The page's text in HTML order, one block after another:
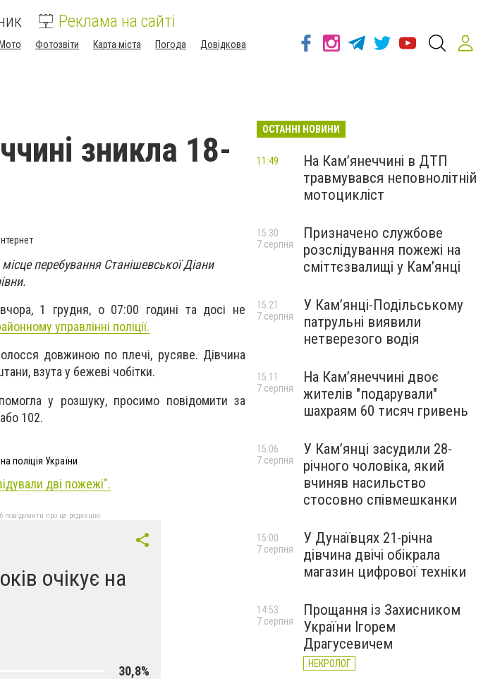
Реклама на сайті
Фотозвіти Карта міста Погода
Довідкова
зникла 18-
перебування Станішевської Діани
1 грудня, о 07:00 годині та досі не
управлінні поліції.
довжиною по плечі, русяве. Дівчина
взута у бежеві чобітки.
у розшуку, просимо повідомити за
102.
поліція України
дві пожежі".
повідомити про це редакцію
очікує на
30,8%
ОСТАННІ НОВИНИ
На Кам’янеччині в ДТП
травмувався неповнолітній
мотоцикліст
11:49
Призначено службове
розслідування пожежі на
сміттєзвалищі у Кам’янці
15:30
7 серпня
У Кам’янці-Подільському
патрульні виявили
нетверезого водія
15:21
7 серпня
На Камʼянеччині двоє
жителів "подарували"
шахраям 60 тисяч гривень
15:11
7 серпня
У Камʼянці засудили 28-
річного чоловіка, який
вчиняв насильство
стосовно співмешканки
15:06
7 серпня
У Дунаївцях 21-річна
дівчина двічі обікрала
магазин цифрової техніки
15:00
7 серпня
Прощання із Захисником
України Ігорем
Драгусевичем
НЕКРОЛОГ
14:53
7 серпня